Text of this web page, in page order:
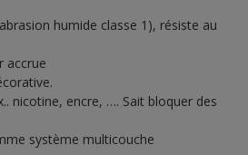
humide classe 1), résiste au
accrue
nicotine, encre, …. Sait bloquer des
système multicouche